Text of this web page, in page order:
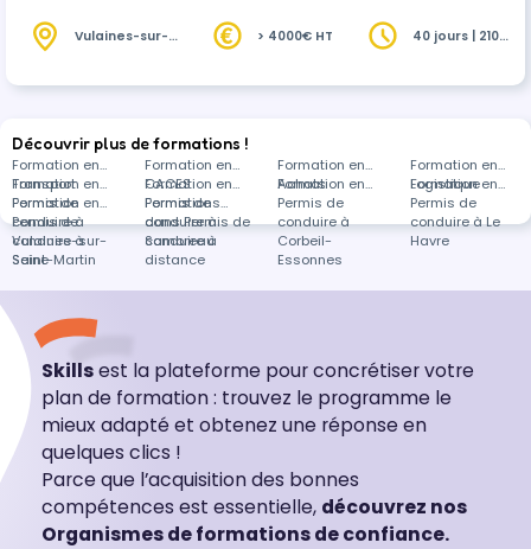
3- L'enseignement de la conduite d'un véhicule
Vulaines-sur-
> 4000€ HT
40 jours | 210
Découvrir plus de formations !
Formation en
Transport
Formation en
CACES
Formation en
Achats
Formation en
Logistique
Formation en
Permis de
conduire à
Vulaines-sur-
Seine
Formation en
Permis de
conduire à
Samoreau
Formation en
Permis de
conduire à
Corbeil-
Essonnes
Formation en
Permis de
conduire à Le
Havre
Formation en
Permis de
conduire à
Saint-Martin
Formations
dans Permis de
conduire à
distance
Skillsest la plateforme pour concrétiser votre
plan de formation : trouvez le programme le
mieux adapté et obtenez une réponse en
quelques clics !
Parce que l’acquisition des bonnes
compétences est essentielle, découvrez nos
Organismes de formations de confiance.